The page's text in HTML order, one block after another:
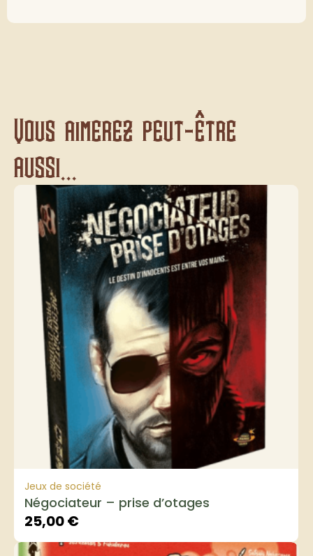
Vous aimerez peut-être
aussi...
Jeux de société
Négociateur – prise d’otages
25,00€